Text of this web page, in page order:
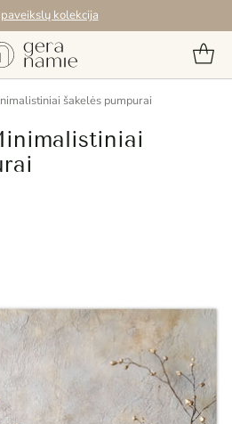
kolekcija
šakelės pumpurai